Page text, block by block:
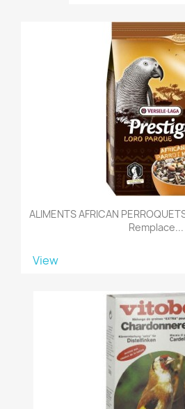
ALIMENTS AFRICAN
Remplace...
View